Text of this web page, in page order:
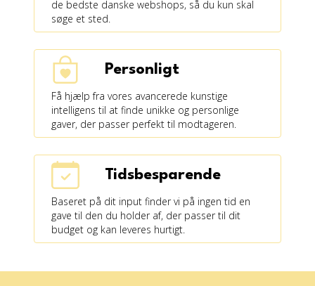
de bedste danske webshops, så du kun skal
søge et sted.
Personligt
Få hjælp fra vores avancerede kunstige
intelligens til at finde unikke og personlige
gaver, der passer perfekt til modtageren.
Tidsbesparende
Baseret på dit input finder vi på ingen tid en
gave til den du holder af, der passer til dit
budget og kan leveres hurtigt.